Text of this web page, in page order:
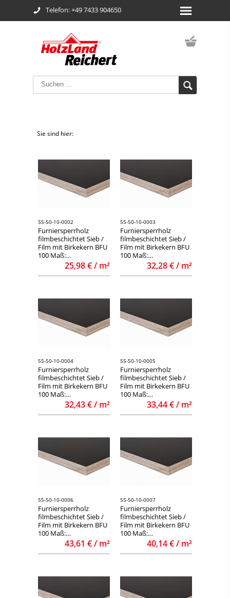
Telefon: +49 7433 904650
Sie sind hier:
55-50-10-0002
Furniersperrholz
filmbeschichtet Sieb /
Film mit Birkekern BFU
100 Maß:
1250x2500x9mm
25,98 € / m²
55-50-10-0003
Furniersperrholz
filmbeschichtet Sieb /
Film mit Birkekern BFU
100 Maß:
1500x3000x9mm
32,28 € / m²
55-50-10-0004
Furniersperrholz
filmbeschichtet Sieb /
Film mit Birkekern BFU
100 Maß:
1250x2500x12mm
32,43 € / m²
55-50-10-0005
Furniersperrholz
filmbeschichtet Sieb /
Film mit Birkekern BFU
100 Maß:
1250x2500x15mm
33,44 € / m²
55-50-10-0006
Furniersperrholz
filmbeschichtet Sieb /
Film mit Birkekern BFU
100 Maß:
1500x3000x15mm
43,61 € / m²
55-50-10-0007
Furniersperrholz
filmbeschichtet Sieb /
Film mit Birkekern BFU
100 Maß:
1250x2500x18mm
40,14 € / m²